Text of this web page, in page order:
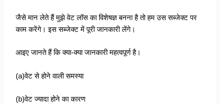
जैसे मान लेते हैं मुझे वेट लॉस का विशेषज्ञ बनना है तो हम उस सब्जेक्ट पर
काम करेंगे। इस सब्जेक्ट में पूरी जानकारी लेंगे।
आइए जानते हैं कि क्या-क्या जानकारी महत्वपूर्ण है।
(a)वेट से होने वाली समस्या
(b)वेट ज्यादा होने का कारण